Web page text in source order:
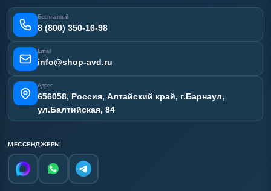
Получить скидку
Отзывы наших клиентов
Карта сайта
Бесплатный
8 (800) 350-16-98
Email
info@shop-avd.ru
Адрес
656058, Россия, Алтайский край, г.Барнаул,
ул.Балтийская, 84
МЕССЕНДЖЕРЫ